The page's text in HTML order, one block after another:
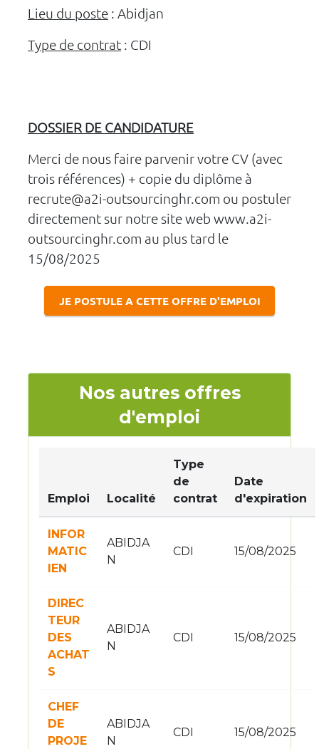
Lieu du poste : Abidjan
Type de contrat : CDI
DOSSIER DE CANDIDATURE
Merci de nous faire parvenir votre CV (avec
trois références) + copie du diplôme à
recrute@a2i-outsourcinghr.com ou postuler
directement sur notre site web www.a2i-
outsourcinghr.com au plus tard le
15/08/2025
JE POSTULE A CETTE OFFRE D'EMPLOI
Nos autres offres
d'emploi
Emploi Localité
Type
de
contrat
Date
d'expiration
INFOR
MATIC
IEN
ABIDJA
N
CDI 15/08/2025
DIREC
TEUR
DES
ACHAT
S
ABIDJA
N
CDI 15/08/2025
CHEF
DE
PROJE
ABIDJA
N
CDI 15/08/2025